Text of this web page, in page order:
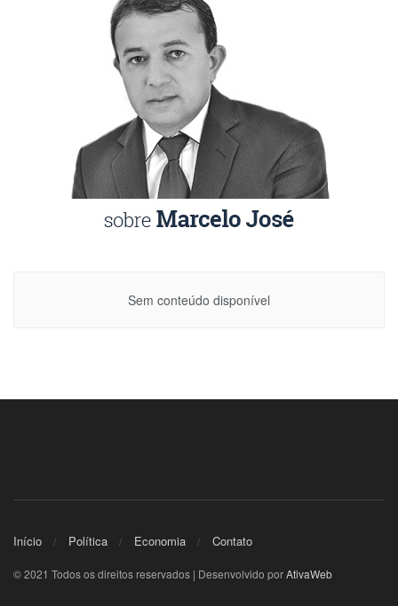
Sem conteúdo disponível
Início Política Economia Contato
© 2021 Todos os direitos reservados | Desenvolvido porAtivaWeb